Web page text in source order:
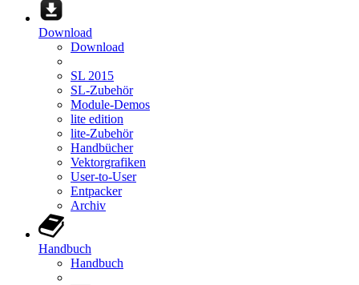
Download
Download
SL 2015
SL-Zubehör
Module-Demos
lite edition
lite-Zubehör
Handbücher
Vektorgrafiken
User-to-User
Entpacker
Archiv
Handbuch
Handbuch